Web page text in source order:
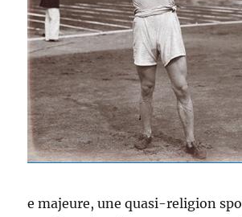
e majeure, une quasi-religion